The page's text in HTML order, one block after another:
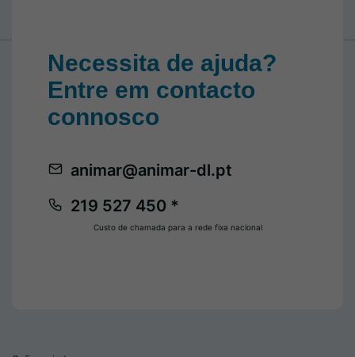
Necessita de ajuda?
Entre em contacto
connosco
219 527 450 *
animar@animar-dl.pt
Custo de chamada para a rede fixa nacional